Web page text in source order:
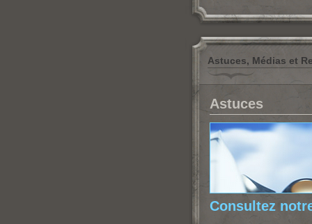
Astuces, Médias et
Astuces
Consultez